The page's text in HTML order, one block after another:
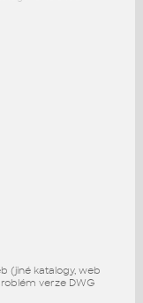
(jiné katalogy, web
verze DWG